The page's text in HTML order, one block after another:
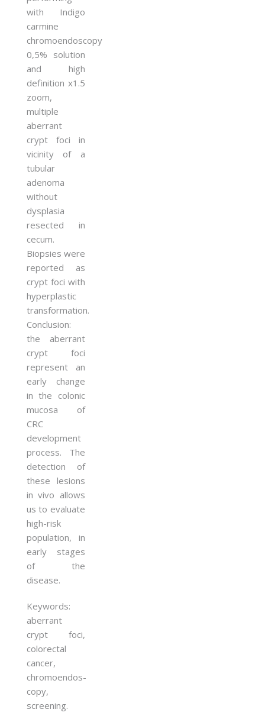
with Indigo
carmine
chromoendoscopy
0,5% solution
and high
definition x1.5
zoom,
multiple
aberrant
crypt foci in
vicinity of a
tubular
adenoma
without
dysplasia
resected in
cecum.
Biopsies were
reported as
crypt foci with
hyperplastic
transformation.
Conclusion:
the aberrant
crypt foci
represent an
early change
in the colonic
mucosa of
CRC
development
process. The
detection of
these lesions
in vivo allows
us to evaluate
high-risk
population, in
early stages
of the
disease.
Keywords:
aberrant
crypt foci,
colorectal
cancer,
chromoendos-
copy,
screening.